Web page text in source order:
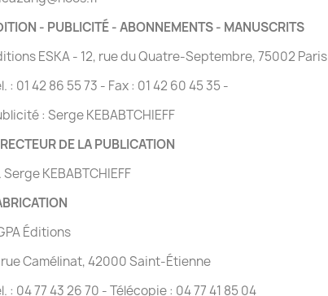
- PUBLICITÉ - ABONNEMENTS - MANUSCRITS
ESKA - 12, rue du Quatre-Septembre, 75002 Paris
: 01 42 86 55 73 - Fax : 01 42 60 45 35 -
: Serge KEBABTCHIEFF
DE LA PUBLICATION
Serge KEBABTCHIEFF
Éditions
Camélinat, 42000 Saint-Étienne
: 04 77 43 26 70 - Télécopie : 04 77 41 85 04